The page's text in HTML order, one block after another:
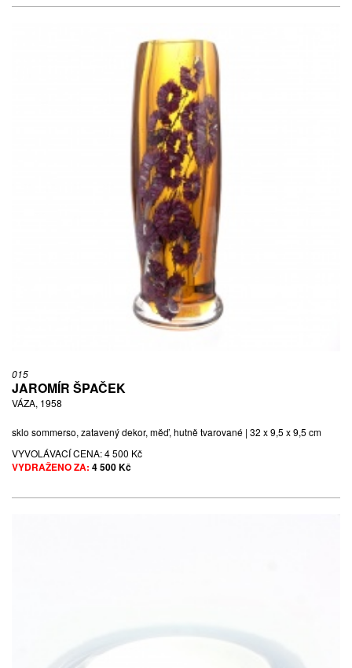
015
JAROMÍR ŠPAČEK
VÁZA, 1958
sklo sommerso, zatavený dekor, měď, hutně tvarované | 32 x 9,5 x 9,5 cm
VYVOLÁVACÍ CENA:4 500 Kč
VYDRAŽENO ZA: 4 500 Kč